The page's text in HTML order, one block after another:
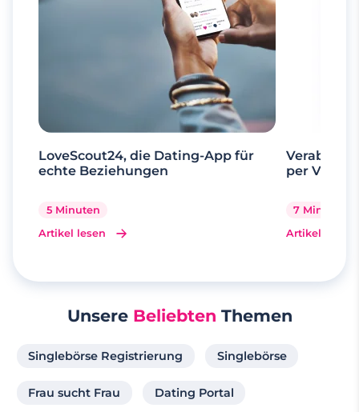
LoveScout24, die Dating-App für
echte Beziehungen
5 Minuten
Artikel lesen
per
7 Minuten
Artikel lesen
Unsere Beliebten Themen
Singlebörse Registrierung Singlebörse
Frau sucht Frau Dating Portal